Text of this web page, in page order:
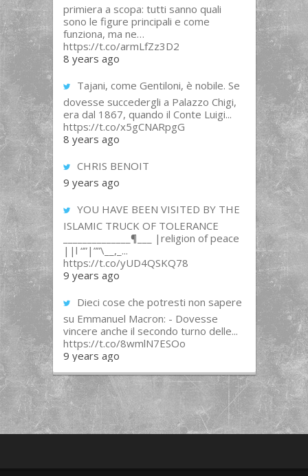
primiera a scopa: tutti sanno quali
sono le figure principali e come
funziona, ma ne…
https://t.co/armLfZz3D2
8 years ago
Tajani, come Gentiloni, è nobile. Se
dovesse succedergli a Palazzo Chigi,
era dal 1867, quando il Conte Luigi...
https://t.co/x5gCNARpgG
8 years ago
CHRIS BENOIT
9 years ago
YOU HAVE BEEN VISITED BY THE
ISLAMIC TRUCK OF TOLERANCE
______________¶___ |religion of peace
||l “”|””\__,_...
https://t.co/yUD4QSKQ78
9 years ago
Dieci cose che potresti non sapere
su Emmanuel Macron: - Dovesse
vincere anche il secondo turno delle...
https://t.co/8wmlN7ESOo
9 years ago